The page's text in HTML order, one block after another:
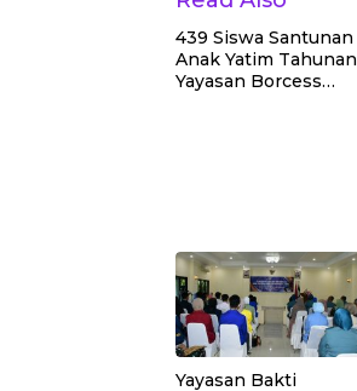
439 Siswa Santunan
Anak Yatim Tahunan
Yayasan Borcess
Yayasan Bakti